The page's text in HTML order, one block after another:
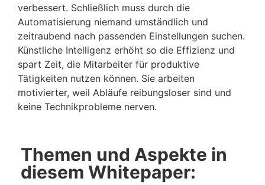
verbessert. Schließlich muss durch die
Automatisierung niemand umständlich und
zeitraubend nach passenden Einstellungen suchen.
Künstliche Intelligenz erhöht so die Effizienz und
spart Zeit, die Mitarbeiter für produktive
Tätigkeiten nutzen können. Sie arbeiten
motivierter, weil Abläufe reibungsloser sind und
keine Technikprobleme nerven.
Themen und Aspekte in
diesem Whitepaper: